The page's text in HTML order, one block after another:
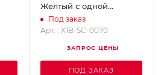
Желтый с одной
кнопкой - Grit 70
SUPERABRASIVE X1B-SC-
Под заказ
Арт. : X1B-SC-0070
ЗАПРОС ЦЕНЫ
ПОД ЗАКАЗ